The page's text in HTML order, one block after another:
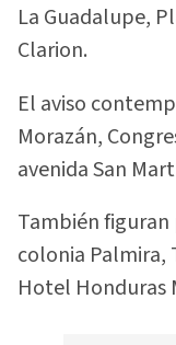
La Guadalupe,
Clarion.
El aviso
Morazán,
avenida San
También
colonia Palmira,
Hotel Honduras